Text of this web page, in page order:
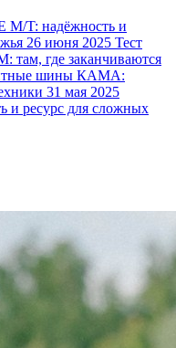
T: надёжность и
26 июня 2025 Тест
где заканчиваются
шины КАМА:
31 мая 2025
и ресурс для сложных